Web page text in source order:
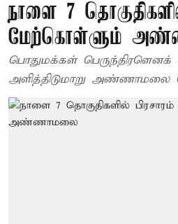
நாளை 7
மேற்கொள்ளும்
பொதுமக்கள் பெருந்திரளெனக்
அளித்திடுமாறு அண்ணாமலை